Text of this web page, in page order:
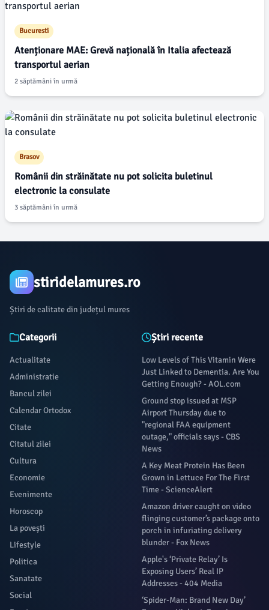
Bucuresti
Atenționare MAE: Grevă națională în Italia afectează
transportul aerian
2 săptămâni în urmă
Brasov
Românii din străinătate nu pot solicita buletinul
electronic la consulate
3 săptămâni în urmă
stiridelamures.ro
Știri de calitate din județul mures
Categorii
Actualitate
Administratie
Bancul zilei
Calendar Ortodox
Citate
Citatul zilei
Cultura
Economie
Evenimente
Horoscop
La povești
Lifestyle
Politica
Sanatate
Social
Știri recente
Low Levels of This Vitamin Were
Just Linked to Dementia. Are You
Getting Enough? - AOL.com
Ground stop issued at MSP
Airport Thursday due to
"regional FAA equipment
outage," officials says - CBS
News
A Key Meat Protein Has Been
Grown in Lettuce For The First
Time - ScienceAlert
Amazon driver caught on video
flinging customer’s package onto
porch in infuriating delivery
blunder - Fox News
Apple's ‘Private Relay’ Is
Exposing Users’ Real IP
Addresses - 404 Media
‘Spider-Man: Brand New Day’